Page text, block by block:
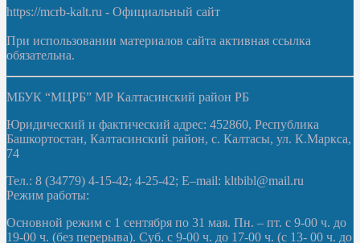
https://mcrb-kalt.ru - Официальный сайт
При использовании материалов сайта активная ссылка
обязательна.
МБУК “МЦРБ” МР Калтасинский район РБ
Юридический и фактический адрес: 452860, Республика
Башкортостан, Калтасинский район, с. Калтасы, ул. К.Маркса,
74
Тел.: 8 (34779) 4-15-42; 4-25-42; E–mail: kltbibl@mail.ru
Режим работы:
Основной режим с 1 сентября по 31 мая. Пн. – пт. с 9-00 ч. до
19-00 ч. (без перерыва). Суб. с 9-00 ч. до 17-00 ч. (с 13- 00 ч. до